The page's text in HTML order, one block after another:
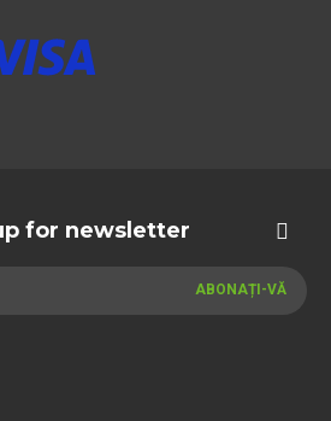
for newsletter
ABONAȚI-VĂ